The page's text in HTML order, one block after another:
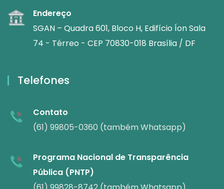
Endereço
SGAN – Quadra 601, Bloco H, Edifício Íon Sala
74 - Térreo - CEP 70830-018 Brasília / DF
Telefones
Contato
(61) 99805-0360 (também Whatsapp)
Programa Nacional de Transparência
Pública (PNTP)